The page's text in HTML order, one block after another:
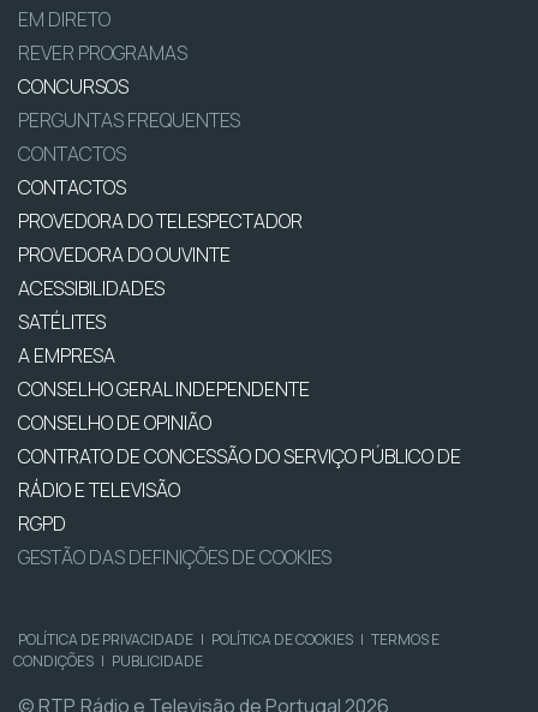
EM DIRETO
REVER PROGRAMAS
CONCURSOS
PERGUNTAS FREQUENTES
CONTACTOS
CONTACTOS
PROVEDORA DO TELESPECTADOR
PROVEDORA DO OUVINTE
ACESSIBILIDADES
SATÉLITES
A EMPRESA
CONSELHO GERAL INDEPENDENTE
CONSELHO DE OPINIÃO
CONTRATO DE CONCESSÃO DO SERVIÇO PÚBLICO DE
RÁDIO E TELEVISÃO
RGPD
GESTÃO DAS DEFINIÇÕES DE COOKIES
POLÍTICA DE PRIVACIDADE | POLÍTICA DE COOKIES | TERMOS E
CONDIÇÕES | PUBLICIDADE
© RTP, Rádio e Televisão de Portugal 2026